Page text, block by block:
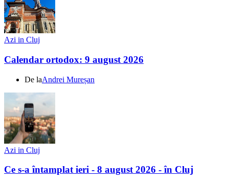
Azi in Cluj
Calendar ortodox: 9 august 2026
De laAndrei Mureșan
Azi in Cluj
Ce s-a întamplat ieri - 8 august 2026 - în Cluj